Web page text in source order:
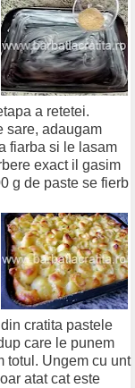
a retetei.
sare, adaugam
fiarba si le lasam
exact il gasim
g de paste se fierb
cratita pastele
care le punem
totul. Ungem cu unt
atat cat este